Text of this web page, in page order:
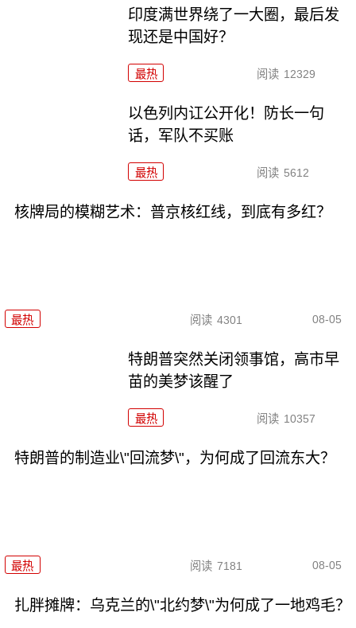
印度满世界绕了一大圈，最后发
现还是中国好？
最热 阅读 12329
以色列内讧公开化！防长一句
话，军队不买账
最热 阅读 5612
核牌局的模糊艺术：普京核红线，到底有多红？
最热 阅读 4301 08-05
特朗普突然关闭领事馆，高市早
苗的美梦该醒了
最热 阅读 10357
特朗普的制造业\"回流梦\"，为何成了回流东大？
最热 阅读 7181 08-05
扎胖摊牌：乌克兰的\"北约梦\"为何成了一地鸡毛？